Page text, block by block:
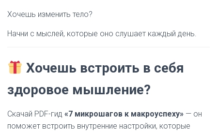
Хочешь изменить тело?
Начни с мыслей, которые оно слушает каждый день.
Хочешь встроить в себя
здоровое мышление?
Скачай PDF-гид «7 микрошагов к макроуспеху» — он
поможет встроить внутренние настройки, которые